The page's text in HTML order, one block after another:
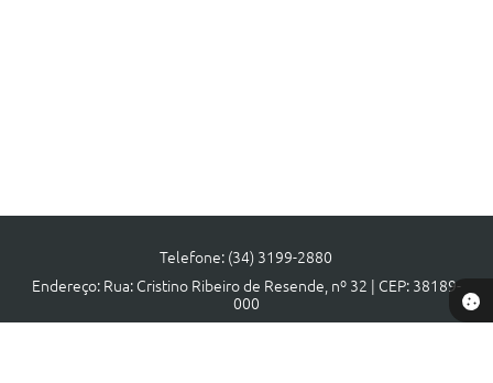
Telefone: (34) 3199-2880
Endereço: Rua: Cristino Ribeiro de Resende, nº 32 | CEP: 38189-
000